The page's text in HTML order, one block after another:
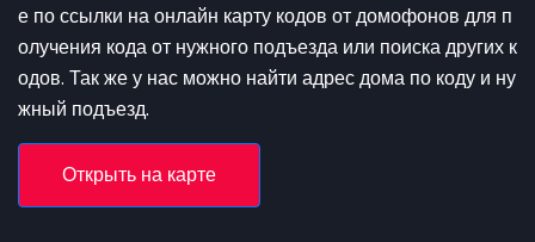
е по ссылки на онлайн карту кодов от домофонов для п
олучения кода от нужного подъезда или поиска других к
одов. Так же у нас можно найти адрес дома по коду и ну
жный подъезд.
Открыть на карте